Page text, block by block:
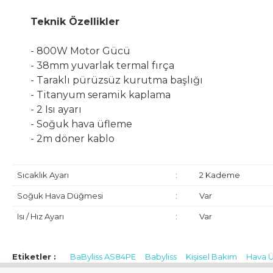
Teknik Özellikler
- 800W Motor Gücü
- 38mm yuvarlak termal fırça
- Taraklı pürüzsüz kurutma başlığı
- Titanyum seramik kaplama
- 2 Isı ayarı
- Soğuk hava üfleme
- 2m döner kablo
Sıcaklık Ayarı : 2 Kademe
Soğuk Hava Düğmesi : Var
Isı / Hız Ayarı : Var
Dikilitaş Mahallesi Emirhan Cad. Barbaros Plaza İş Merkezi No:113
hakman@hs03.kep.tr, info@hakman.com.tr
Etiketler : BaByliss AS84PE Babyliss Kişisel Bakım Hava